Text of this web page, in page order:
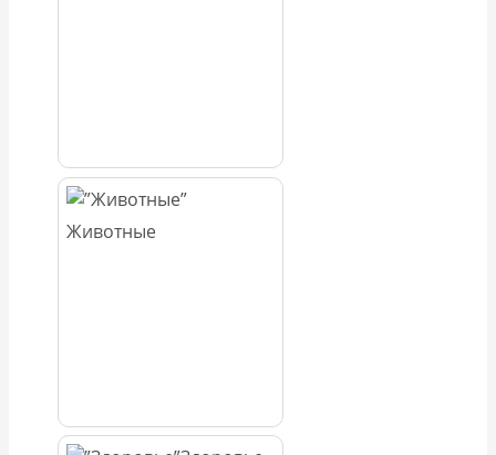
Животные